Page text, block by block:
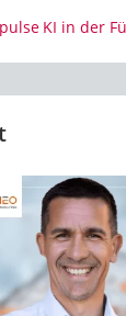
KI in der